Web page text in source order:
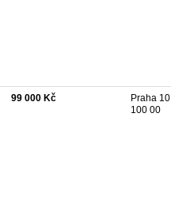
99 000 Kč
Praha 10
100 00